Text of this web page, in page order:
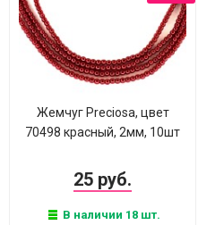
Жемчуг Preciosa, цвет
70498 красный, 2мм, 10шт
25 руб.
В наличии 18 шт.